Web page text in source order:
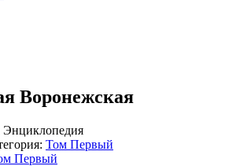
Воронежская
Энциклопедия
Том Первый
Первый